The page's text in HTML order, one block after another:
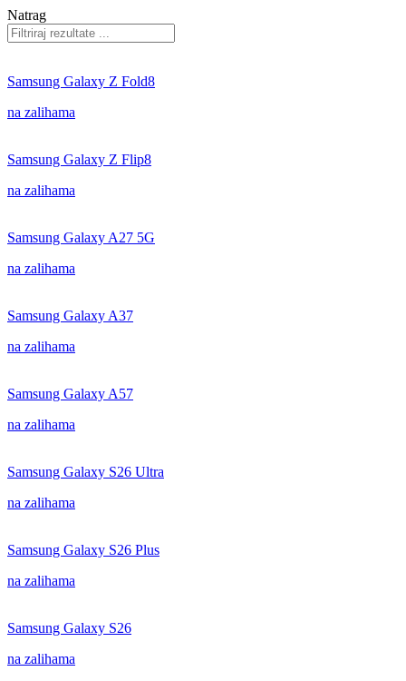
Natrag
Samsung Galaxy Z Fold8
na zalihama
Samsung Galaxy Z Flip8
na zalihama
Samsung Galaxy A27 5G
na zalihama
Samsung Galaxy A37
na zalihama
Samsung Galaxy A57
na zalihama
Samsung Galaxy S26 Ultra
na zalihama
Samsung Galaxy S26 Plus
na zalihama
Samsung Galaxy S26
na zalihama